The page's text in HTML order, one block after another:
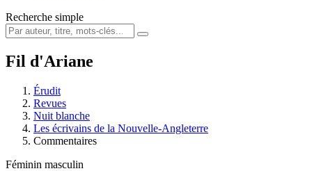
Recherche simple
Fil d'Ariane
Érudit
Revues
Nuit blanche
Les écrivains de la Nouvelle-Angleterre
Commentaires
Féminin masculin